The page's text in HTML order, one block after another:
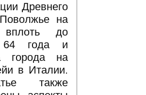
Древнего
на
вплоть до
64 года и
города на
в Италии.
также